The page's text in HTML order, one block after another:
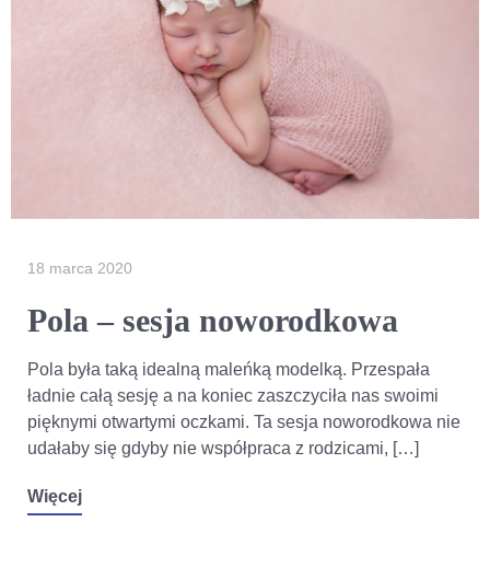
18 marca 2020
Pola – sesja noworodkowa
Pola była taką idealną maleńką modelką. Przespała
ładnie całą sesję a na koniec zaszczyciła nas swoimi
pięknymi otwartymi oczkami. Ta sesja noworodkowa nie
udałaby się gdyby nie współpraca z rodzicami, […]
Więcej